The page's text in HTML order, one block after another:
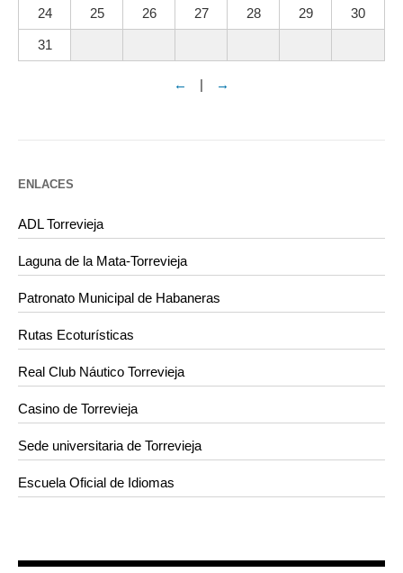
24 25 26 27 28 29 30
31
← | →
ENLACES
ADL Torrevieja
Laguna de la Mata-Torrevieja
Patronato Municipal de Habaneras
Rutas Ecoturísticas
Real Club Náutico Torrevieja
Casino de Torrevieja
Sede universitaria de Torrevieja
Escuela Oficial de Idiomas